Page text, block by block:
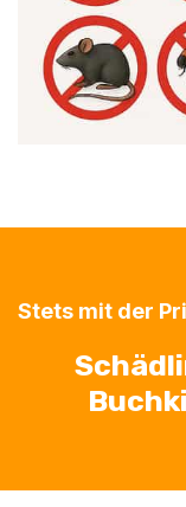
Stets mit der